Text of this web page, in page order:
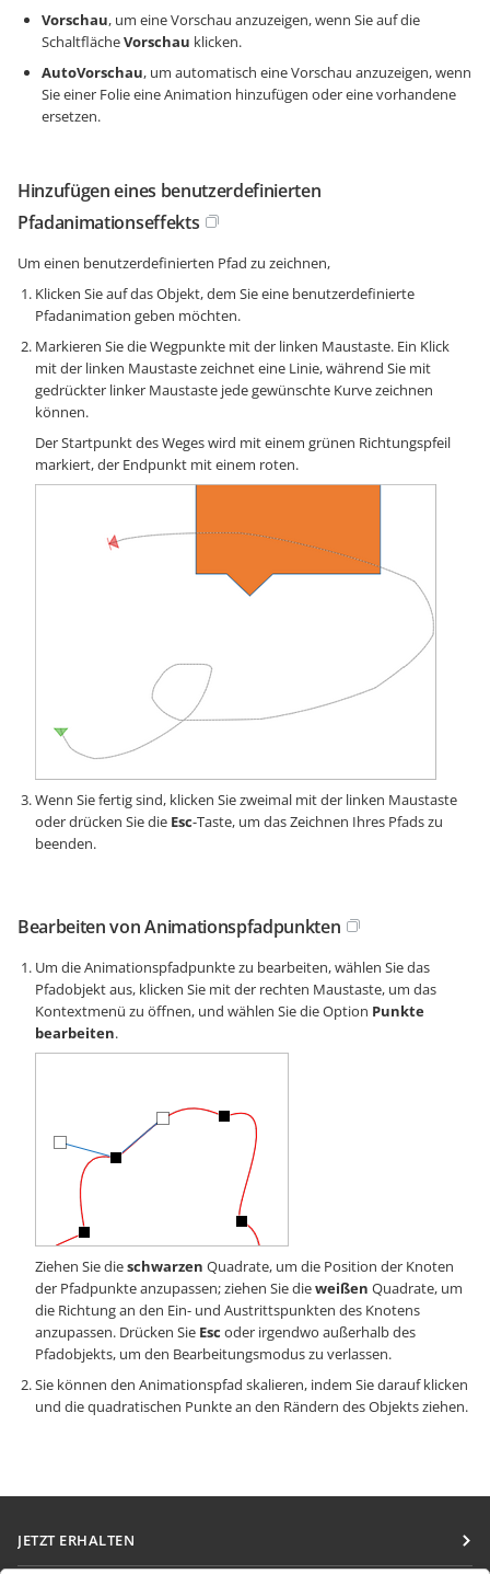
Vorschau, um eine Vorschau anzuzeigen, wenn Sie auf die
SchaltflächeVorschau klicken.
AutoVorschau, um automatisch eine Vorschau anzuzeigen, wenn
Sie einer Folie eine Animation hinzufügen oder eine vorhandene
ersetzen.
Hinzufügen eines benutzerdefinierten
Pfadanimationseffekts
Um einen benutzerdefinierten Pfad zu zeichnen,
Klicken Sie auf das Objekt, dem Sie eine benutzerdefinierte
Pfadanimation geben möchten.
Markieren Sie die Wegpunkte mit der linken Maustaste. Ein Klick
mit der linken Maustaste zeichnet eine Linie, während Sie mit
gedrückter linker Maustaste jede gewünschte Kurve zeichnen
können.
Der Startpunkt des Weges wird mit einem grünen Richtungspfeil
markiert, der Endpunkt mit einem roten.
Wenn Sie fertig sind, klicken Sie zweimal mit der linken Maustaste
oder drücken Sie die Esc-Taste, um das Zeichnen Ihres Pfads zu
beenden.
Bearbeiten von Animationspfadpunkten
Um die Animationspfadpunkte zu bearbeiten, wählen Sie das
Pfadobjekt aus, klicken Sie mit der rechten Maustaste, um das
Kontextmenü zu öffnen, und wählen Sie die Option Punkte
bearbeiten.
Ziehen Sie dieschwarzen Quadrate, um die Position der Knoten
der Pfadpunkte anzupassen; ziehen Sie dieweißen Quadrate, um
die Richtung an den Ein- und Austrittspunkten des Knotens
anzupassen. Drücken Sie Esc oder irgendwo außerhalb des
Pfadobjekts, um den Bearbeitungsmodus zu verlassen.
Sie können den Animationspfad skalieren, indem Sie darauf klicken
und die quadratischen Punkte an den Rändern des Objekts ziehen.
JETZT ERHALTEN